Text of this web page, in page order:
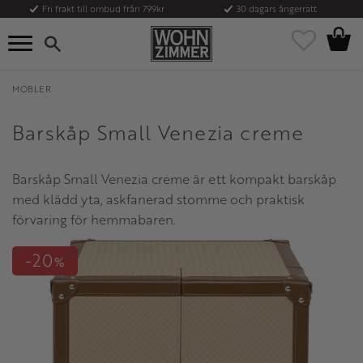
Meny
Fri frakt till ombud från 799kr 30 dagars ångerrätt
Favoriter
MÖBLER
Barskåp Small Venezia creme
Barskåp Small Venezia creme är ett kompakt barskåp
med klädd yta, askfanerad stomme och praktisk
förvaring för hemmabaren.
20%